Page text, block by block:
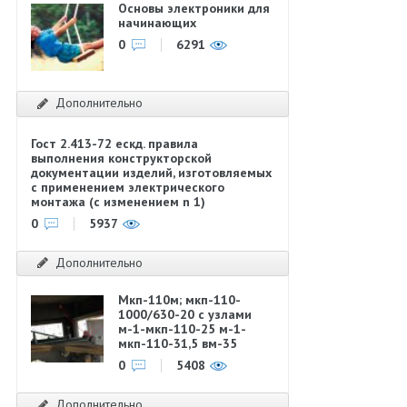
Основы электроники для
начинающих
0
6291
Дополнительно
Гост 2.413-72 ескд. правила
выполнения конструкторской
документации изделий, изготовляемых
с применением электрического
монтажа (с изменением n 1)
0
5937
Дополнительно
Мкп-110м; мкп-110-
1000/630-20 с узлами
м-1-мкп-110-25 м-1-
мкп-110-31,5 вм-35
0
5408